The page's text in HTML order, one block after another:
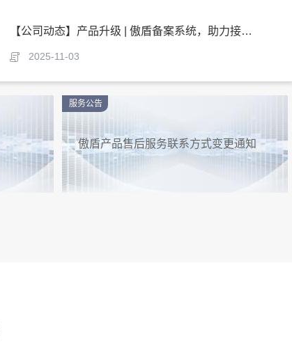
【公司动态】产品升级 | 傲盾备案系统，助力接入商应对IP备案新机制！
2025-11-03
服务公告
傲盾产品售后服务联系方式变更通知